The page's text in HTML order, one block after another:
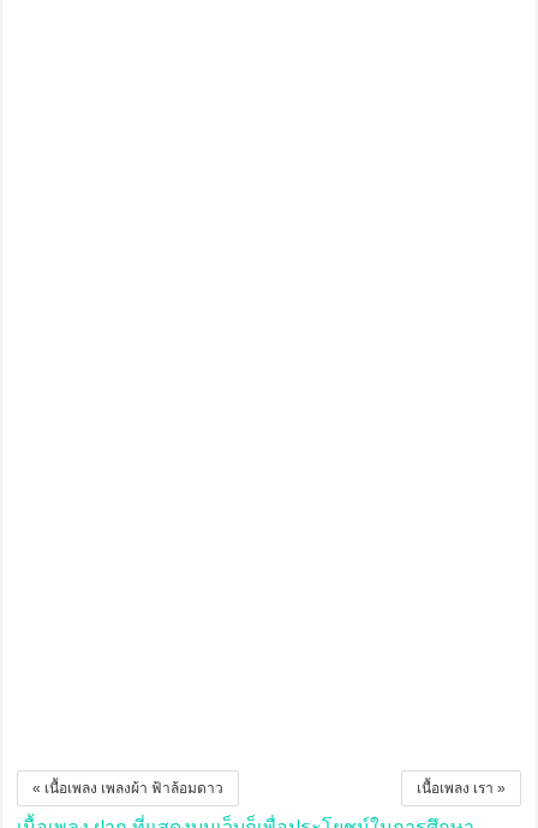
เนื้อเพลง เรา »
« เนื้อเพลง เพลงผ้า ฟ้าล้อมดาว